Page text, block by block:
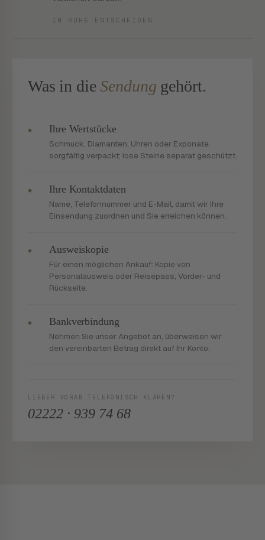
IN RUHE ENTSCHEIDEN
Was in dieSendung gehört.
◆ Ihre Wertstücke
Schmuck, Diamanten, Uhren oder Exponate
sorgfältig verpackt; lose Steine separat geschützt.
◆ Ihre Kontaktdaten
Name, Telefonnummer und E-Mail, damit wir Ihre
Einsendung zuordnen und Sie erreichen können.
◆ Ausweiskopie
Für einen möglichen Ankauf: Kopie von
Personalausweis oder Reisepass, Vorder- und
Rückseite.
◆ Bankverbindung
Nehmen Sie unser Angebot an, überweisen wir
den vereinbarten Betrag direkt auf Ihr Konto.
LIEBER VORAB TELEFONISCH KLÄREN?
02222 · 939 74 68